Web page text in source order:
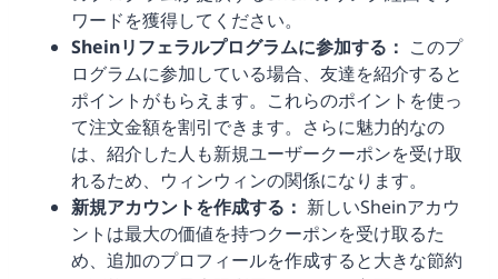
ワードを獲得してください。
Sheinリフェラルプログラムに参加する： このプ
ログラムに参加している場合、友達を紹介すると
ポイントがもらえます。これらのポイントを使っ
て注文金額を割引できます。さらに魅力的なの
は、紹介した人も新規ユーザークーポンを受け取
れるため、ウィンウィンの関係になります。
新規アカウントを作成する： 新しいSheinアカウ
ントは最大の価値を持つクーポンを受け取るた
め、追加のプロフィールを作成すると大きな節約